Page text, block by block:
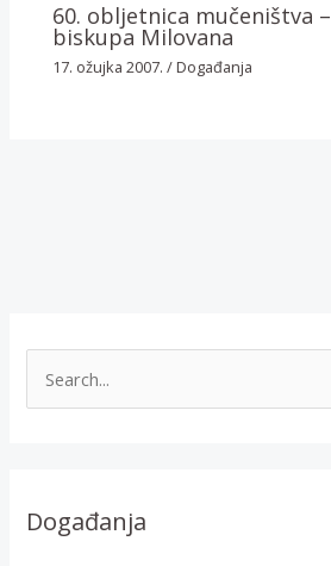
60. obljetnica mučeništva
biskupa Milovana
17. ožujka 2007./Događanja
:Događanja